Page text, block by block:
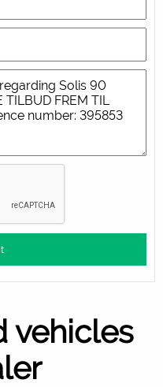
vehicles